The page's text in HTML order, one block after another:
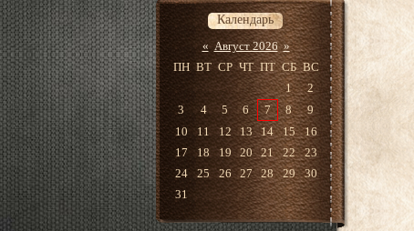
Календарь
« Август 2026 »
ПН ВТ СР ЧТ ПТ СБ ВС
1
2
3
4 5 6 7 8
9
10
11 12 13 14 15
16
17
18 19 20 21 22
23
24
25 26 27 28 29
30
31